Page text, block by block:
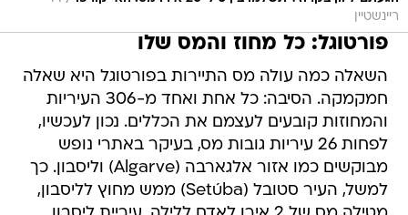
ריינשטיין
פורטוגל: כל מחוז והמס שלו
השאלה כמה עולה מס התיירות בפורטוגל היא שאלה
חמקמקה. הסיבה: כל אחת ואחד מ-306 העיריות
והמחוזות קובעים לעצמם את הכללים. נכון לעכשיו,
לפחות 26 עיריות גובות מס, בעיקר באתרי נופש
מבוקשים כמו אזור אלגארבה (Algarve) וליסבון. כך
למשל, העיר סטובל (Setúba) ממש מחוץ לליסבון,